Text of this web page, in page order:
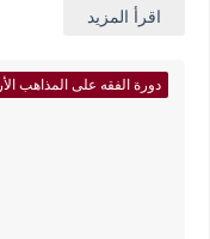
اقرأ المزيد
دورة الفقه على المذاهب